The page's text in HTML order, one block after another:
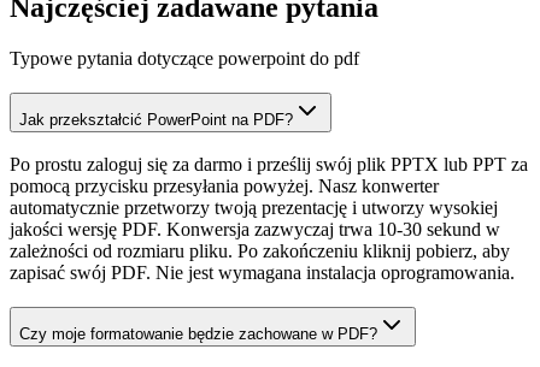
Najczęściej zadawane pytania
Typowe pytania dotyczące powerpoint do pdf
Jak przekształcić PowerPoint na PDF?
Po prostu zaloguj się za darmo i prześlij swój plik PPTX lub PPT za
pomocą przycisku przesyłania powyżej. Nasz konwerter
automatycznie przetworzy twoją prezentację i utworzy wysokiej
jakości wersję PDF. Konwersja zazwyczaj trwa 10-30 sekund w
zależności od rozmiaru pliku. Po zakończeniu kliknij pobierz, aby
zapisać swój PDF. Nie jest wymagana instalacja oprogramowania.
Czy moje formatowanie będzie zachowane w PDF?